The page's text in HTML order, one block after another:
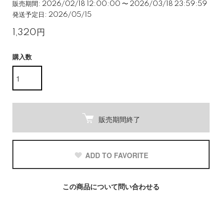
販売期間: 2026/02/18 12:00:00 〜 2026/03/18 23:59:59
発送予定日: 2026/05/15
1,320円
購入数
販売期間終了
ADD TO FAVORITE
この商品について問い合わせる